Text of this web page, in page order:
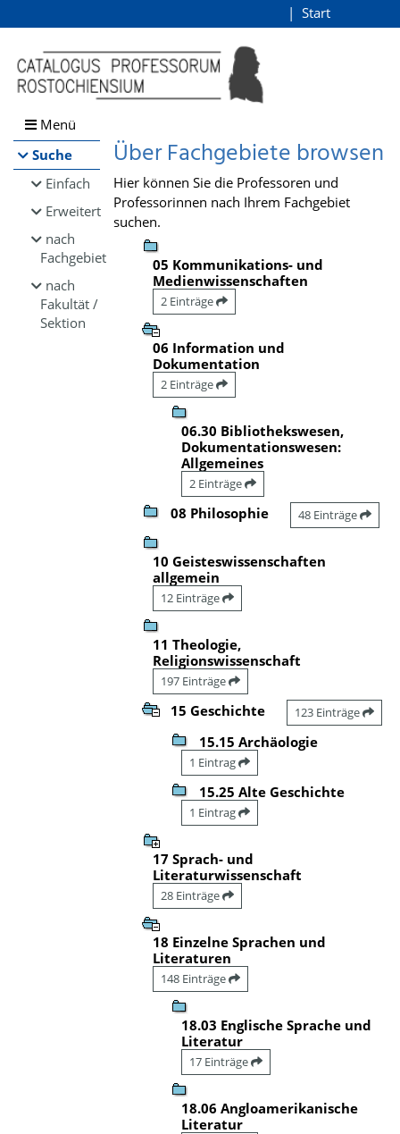
Browsen
direkt zum Inhalt
Start
Menü
Suche
Einfach
Erweitert
nach
Fachgebiet
nach
Fakultät /
Sektion
Über Fachgebiete browsen
Hier können Sie die Professoren und
Professorinnen nach Ihrem Fachgebiet
suchen.
05 Kommunikations- und
Medienwissenschaften
2 Einträge
06 Information und
Dokumentation
2 Einträge
06.30 Bibliothekswesen,
Dokumentationswesen:
Allgemeines
2 Einträge
08 Philosophie 48 Einträge
10 Geisteswissenschaften
allgemein
12 Einträge
11 Theologie,
Religionswissenschaft
197 Einträge
15 Geschichte 123 Einträge
15.15 Archäologie
1 Eintrag
15.25 Alte Geschichte
1 Eintrag
17 Sprach- und
Literaturwissenschaft
28 Einträge
18 Einzelne Sprachen und
Literaturen
148 Einträge
18.03 Englische Sprache und
Literatur
17 Einträge
18.06 Angloamerikanische
Literatur